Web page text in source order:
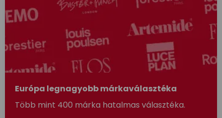
Európa legnagyobb márkaválasztéka
Több mint 400 márka hatalmas választéka.